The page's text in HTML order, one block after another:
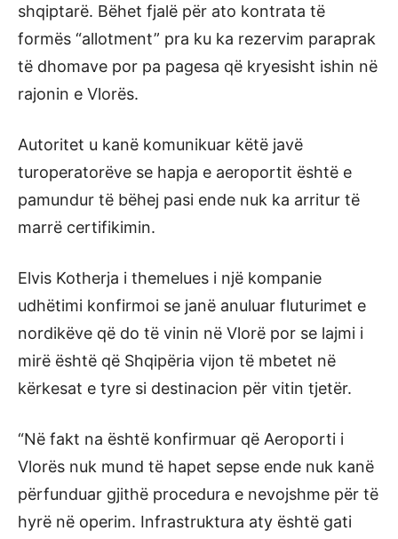
shqiptarë. Bëhet fjalë për ato kontrata të
formës “allotment” pra ku ka rezervim paraprak
të dhomave por pa pagesa që kryesisht ishin në
rajonin e Vlorës.
Autoritet u kanë komunikuar këtë javë
turoperatorëve se hapja e aeroportit është e
pamundur të bëhej pasi ende nuk ka arritur të
marrë certifikimin.
Elvis Kotherja i themelues i një kompanie
udhëtimi konfirmoi se janë anuluar fluturimet e
nordikëve që do të vinin në Vlorë por se lajmi i
mirë është që Shqipëria vijon të mbetet në
kërkesat e tyre si destinacion për vitin tjetër.
“Në fakt na është konfirmuar që Aeroporti i
Vlorës nuk mund të hapet sepse ende nuk kanë
përfunduar gjithë procedura e nevojshme për të
hyrë në operim. Infrastruktura aty është gati